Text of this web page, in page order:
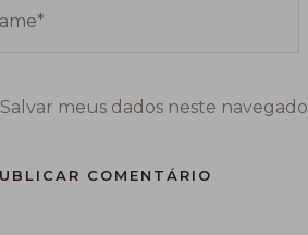
Salvar meus dados neste